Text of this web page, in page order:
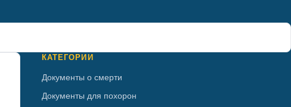
КАТЕГОРИИ
Документы о смерти
Документы для похорон